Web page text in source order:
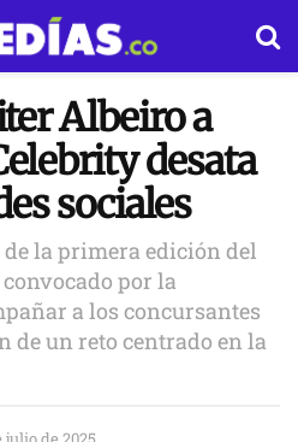
Albeiro a
desata
sociales
la primera edición del
por la
a los concursantes
de un reto centrado en la